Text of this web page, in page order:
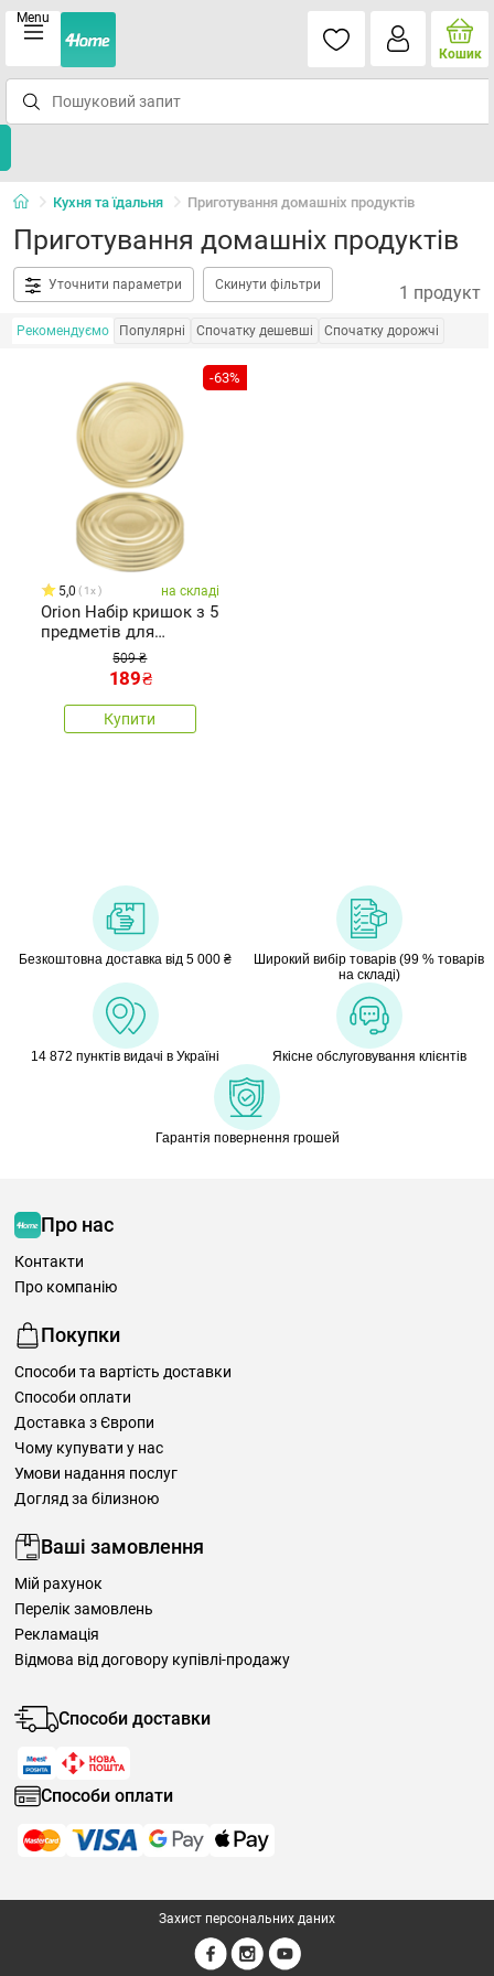
Menu
Кошик
Кухня та їдальня Приготування домашніх продуктів
Приготування домашніх продуктів
Уточнити параметри Скинути фільтри 1 продукт
Рекомендуємо Популярні Спочатку дешевші Спочатку дорожчі
-63%
5,0 1x на складі
Orion Набір кришок з 5
предметів для
бляшаних банок, діам.
509 ₴
189₴
Купити
Безкоштовна доставка від 5 000 ₴
Широкий вибір товарів (99 % товарів
на складі)
14 872 пунктів видачі в Україні Якісне обслуговування клієнтів
Гарантія повернення грошей
Про нас
Контакти
Про компанію
Покупки
Способи та вартість доставки
Способи оплати
Доставка з Європи
Чому купувати у нас
Умови надання послуг
Догляд за білизною
Ваші замовлення
Мій рахунок
Перелік замовлень
Рекламація
Відмова від договору купівлі-продажу
Способи доставки
Способи оплати
Захист персональних даних